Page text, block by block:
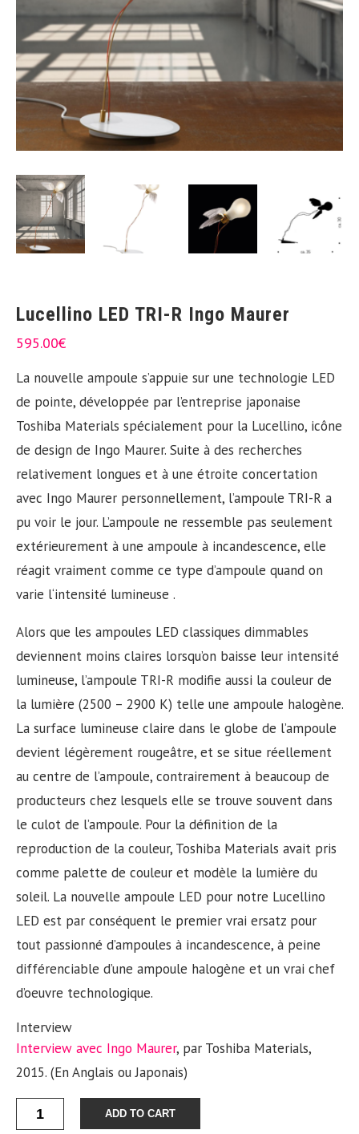
Lucellino LED TRI-R Ingo Maurer
595.00€
​La nouvelle ampoule s’appuie sur une technologie LED
de pointe, développée par l’entreprise japonaise
Toshiba Materials spécialement pour la Lucellino, icône
de design de Ingo Maurer. Suite à des recherches
relativement longues et à une étroite concertation
avec Ingo Maurer personnellement, l’ampoule TRI-R a
pu voir le jour. L’ampoule ne ressemble pas seulement
extérieurement à une ampoule à incandescence, elle
réagit vraiment comme ce type d’ampoule quand on
varie l‘intensité lumineuse .
​Alors que les ampoules LED classiques dimmables
deviennent moins claires lorsqu’on baisse leur intensité
lumineuse, l’ampoule TRI-R modifie aussi la couleur de
la lumière (2500 – 2900 K) telle une ampoule halogène.
La surface lumineuse claire dans le globe de l’ampoule
devient légèrement rougeâtre, et se situe réellement
au centre de l’ampoule, contrairement à beaucoup de
producteurs chez lesquels elle se trouve souvent dans
le culot de l’ampoule. Pour la définition de la
reproduction de la couleur, Toshiba Materials avait pris
comme palette de couleur et modèle la lumière du
soleil. La nouvelle ampoule LED pour notre Lucellino
LED est par conséquent le premier vrai ersatz pour
tout passionné d’ampoules à incandescence, à peine
différenciable d’une ampoule halogène et un vrai chef
d’oeuvre technologique.
Interview
​Interview avec Ingo Maurer, par Toshiba Materials,
2015. (En Anglais ou Japonais)
Quantity
ADD TO CART